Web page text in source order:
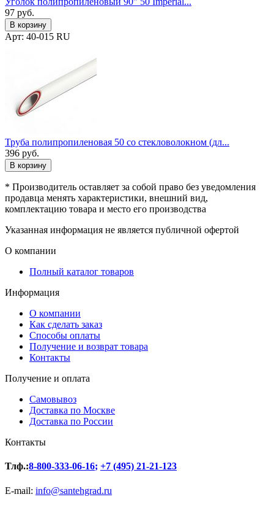
97 руб.
В корзину
Арт: 40-015 RU
Труба полипропиленовая 50 со стекловолокном (дл...
396 руб.
В корзину
* Производитель оставляет за собой право без уведомления
продавца менять характеристики, внешний вид,
комплектацию товара и место его производства
Указанная информация не является публичной офертой
О компании
Полный каталог товаров
Информация
О компании
Как сделать заказ
Способы оплаты
Получение и возврат товара
Контакты
Получение и оплата
Самовывоз
Доставка по Москве
Доставка по России
Контакты
Тлф.:8-800-333-06-16; +7 (495) 21-21-123
E-mail: info@santehgrad.ru